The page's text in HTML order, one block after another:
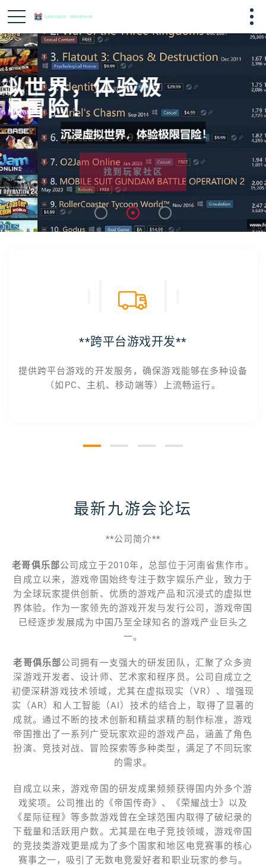
沉浸虚拟世界，体验极
限冒险！
找到玩家社区
**跨平台游戏开发**
提供跨平台游戏的开发服务，确保游戏能够在多种设备
（如PC、主机、移动端等）上流畅运行。
最新九游会论坛
**公司简介**
老哥俱乐部公司成立于2010年，总部位于河南省焦作市。
自成立以来，游戏帝国始终专注于数字娱乐产业，致力于
为全球玩家提供创新、优质的游戏产品和沉浸式的虚拟世
界体验。作为一家领先的游戏开发与发行公司，游戏帝国
已经逐步发展成为中国乃至全球知名的游戏产业巨头之
一。
老哥俱乐部公司拥有一支强大的研发团队，汇聚了众多资
深游戏开发者、设计师、艺术家和程序员。公司自成立之
初便深耕游戏技术领域，尤其在虚拟现实（VR）、增强现
实（AR）和人工智能（AI）技术的结合上，取得了显著的
成就。通过不断的技术创新和精益求精的制作标准，游戏
帝国推出了一系列广受玩家欢迎的游戏产品，涵盖了角色
扮演、竞技对战、冒险探索等多种类型，满足了不同玩家
的需求。
自成立以来，游戏帝国的研发成果频频获得国内外多个游
戏奖项。公司推出的《帝国传奇》、《荣耀战士》以及
《星际征程》等多款游戏曾在全球范围内取得了破纪录的
下载量和活跃用户数。尤其是在电子竞技领域，游戏帝国
的竞技类游戏更是成为了多个国家和地区电竞赛事的核心
赛事之一，吸引了无数电竞爱好者和职业玩家的参与。